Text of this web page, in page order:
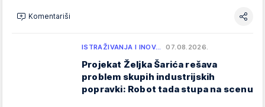
Komentariši
ISTRAŽIVANJA I INOV… 07.08.2026.
Projekat Željka Šarića rešava
problem skupih industrijskih
popravki: Robot tada stupa na scenu